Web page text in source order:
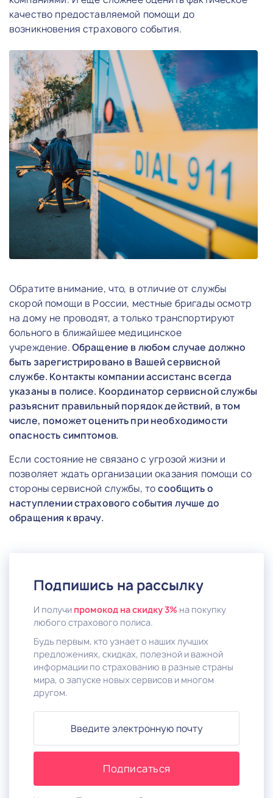
Подпишись на рассылку
И получи промокод на скидку 3% на покупку
любого страхового полиса.
Будь первым, кто узнает о наших лучших
предложениях, скидках, полезной и важной
информации по страхованию в разные страны
мира, о запуске новых сервисов и многом
другом.
качество предоставляемой помощи до
возникновения страхового события.
Обратите внимание, что, в отличие от службы
скорой помощи в России, местные бригады осмотр
на дому не проводят, а только транспортируют
больного в ближайшее медицинское
учреждение.Обращение в любом случае должно
быть зарегистрировано в Вашей сервисной
службе. Контакты компании ассистанс всегда
указаны в полисе. Координатор сервисной службы
разъяснит правильный порядок действий, в том
числе, поможет оценить при необходимости
опасность симптомов.
Если состояние не связано с угрозой жизни и
позволяет ждать организации оказания помощи со
стороны сервисной службы, тосообщить о
наступлении страхового события лучше до
обращения к врачу.